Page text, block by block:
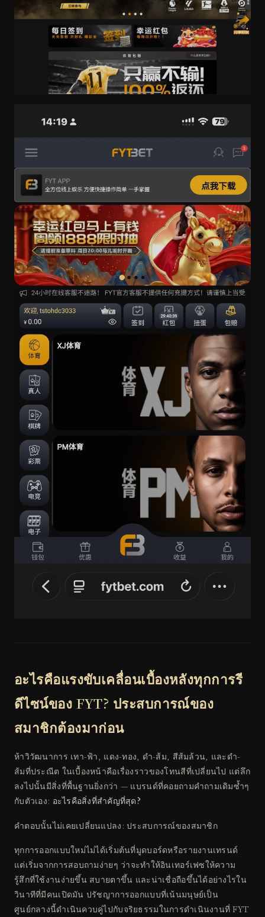
อะไรคือแรงขับเคลื่อนเบื้องหลังทุกการรี
ดีไซน์ของ FYT? ประสบการณ์ของ
สมาชิกต้องมาก่อน
ห้าวิวัฒนาการ เทา-ฟ้า, แดง-ทอง, ดำ-ส้ม, สีส้มล้วน, และดำ-
ส้มที่ประณีต ในเบื้องหน้าคือเรื่องราวของโทนสีที่เปลี่ยนไป แต่ลึก
ลงไปนั้นมีสิ่งที่พื้นฐานยิ่งกว่า — แบรนด์ที่คอยถามคำถามเดิมซ้ำๆ
กับตัวเอง: อะไรคือสิ่งที่สำคัญที่สุด?
คำตอบนั้นไม่เคยเปลี่ยนแปลง: ประสบการณ์ของสมาชิก
ทุกการออกแบบใหม่ไม่ได้เริ่มต้นที่มูดบอร์ดหรือรายงานเทรนด์
แต่เริ่มจากการสอบถามง่ายๆ ว่าจะทำให้อินเทอร์เฟซให้ความ
รู้สึกที่ใช้งานง่ายขึ้น สบายตาขึ้น และน่าเชื่อถือขึ้นได้อย่างไรใน
วินาทีที่มีคนเปิดมัน ปรัชญาการออกแบบที่เน้นมนุษย์เป็น
ศูนย์กลางนี้ดำเนินควบคู่ไปกับจริยธรรมในการดำเนินงานที่ FYT